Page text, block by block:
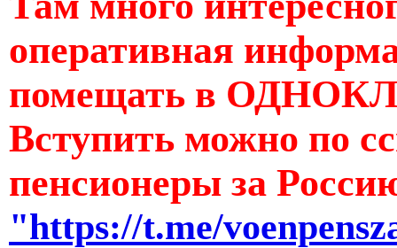
оперативная
помещать в
Вступить можно по
пенсионеры за
"https://t.me/